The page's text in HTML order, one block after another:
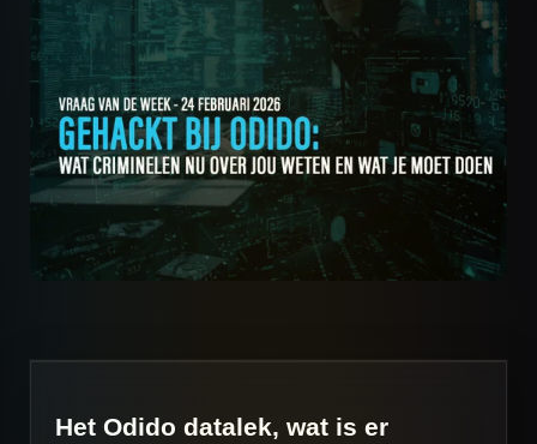
Het Odido datalek, wat is er